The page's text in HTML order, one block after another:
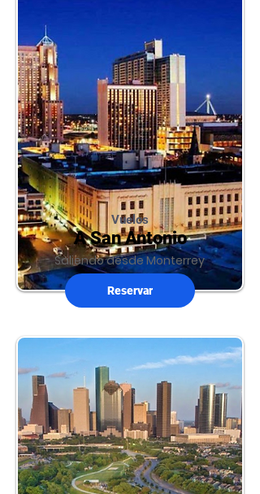
Vuelos
A San Antonio
Saliendo desde Monterrey
Reservar